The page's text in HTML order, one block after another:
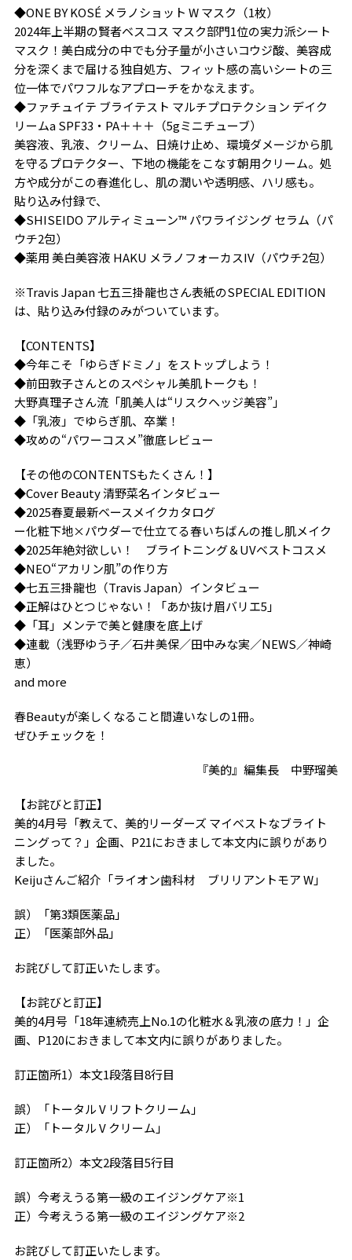
◆ONE BY KOSÉ メラノショット W マスク（1枚）
2024年上半期の賢者ベスコス マスク部門1位の実力派シート
マスク！美白成分の中でも分子量が小さいコウジ酸、美容成
分を深くまで届ける独自処方、フィット感の高いシートの三
位一体でパワフルなアプローチをかなえます。
◆ファチュイテ ブライテスト マルチプロテクション デイク
リームa SPF33・PA＋＋＋（5gミニチューブ）
美容液、乳液、クリーム、日焼け止め、環境ダメージから肌
を守るプロテクター、下地の機能をこなす朝用クリーム。処
方や成分がこの春進化し、肌の潤いや透明感、ハリ感も。
貼り込み付録で、
◆SHISEIDO アルティミューン™︎ パワライジング セラム（パ
ウチ2包）
◆薬用 美白美容液 HAKU メラノフォーカスIV（パウチ2包）
※Travis Japan 七五三掛龍也さん表紙のSPECIAL EDITION
は、貼り込み付録のみがついています。
【CONTENTS】
◆今年こそ「ゆらぎドミノ」をストップしよう！
◆前田敦子さんとのスペシャル美肌トークも！
大野真理子さん流「肌美人は“リスクヘッジ美容”」
◆「乳液」でゆらぎ肌、卒業！
◆攻めの“パワーコスメ”徹底レビュー
【その他のCONTENTSもたくさん！】
◆Cover Beauty 清野菜名インタビュー
◆2025春夏最新ベースメイクカタログ
ー化粧下地×パウダーで仕立てる春いちばんの推し肌メイク
◆2025年絶対欲しい！ ブライトニング＆UVベストコスメ
◆NEO“アカリン肌”の作り方
◆七五三掛龍也（Travis Japan）インタビュー
◆正解はひとつじゃない！「あか抜け眉バリエ5」
◆「耳」メンテで美と健康を底上げ
◆連載（浅野ゆう子／石井美保／田中みな実／NEWS／神崎
恵）
and more
春Beautyが楽しくなること間違いなしの1冊。
ぜひチェックを！
『美的』編集長 中野瑠美
【お詫びと訂正】
美的4月号「教えて、美的リーダーズ マイベストなブライト
ニングって？」企画、P21におきまして本文内に誤りがあり
ました。
Keijuさんご紹介「ライオン歯科材 ブリリアントモア W」
誤）「第3類医薬品」
正）「医薬部外品」
お詫びして訂正いたします。
【お詫びと訂正】
美的4月号「18年連続売上No.1の化粧水＆乳液の底力！」企
画、P120におきまして本文内に誤りがありました。
訂正箇所1）本文1段落目8行目
誤）「トータル V リフトクリーム」
正）「トータル V クリーム」
訂正箇所2）本文2段落目5行目
誤）今考えうる第一級のエイジングケア※1
正）今考えうる第一級のエイジングケア※2
お詫びして訂正いたします。